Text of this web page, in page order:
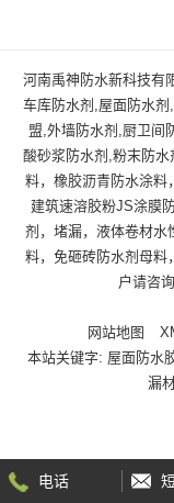
电话
河南禹神防水新科技有
车库防水剂,屋面防水
盟,外墙防水剂,厨卫间
酸砂浆防水剂,粉末防
料，橡胶沥青防水涂料
建筑速溶胶粉JS涂膜
剂，堵漏，液体卷材水
料，免砸砖防水剂母料
户请咨
网站地图
本站关键字: 屋面防水
漏